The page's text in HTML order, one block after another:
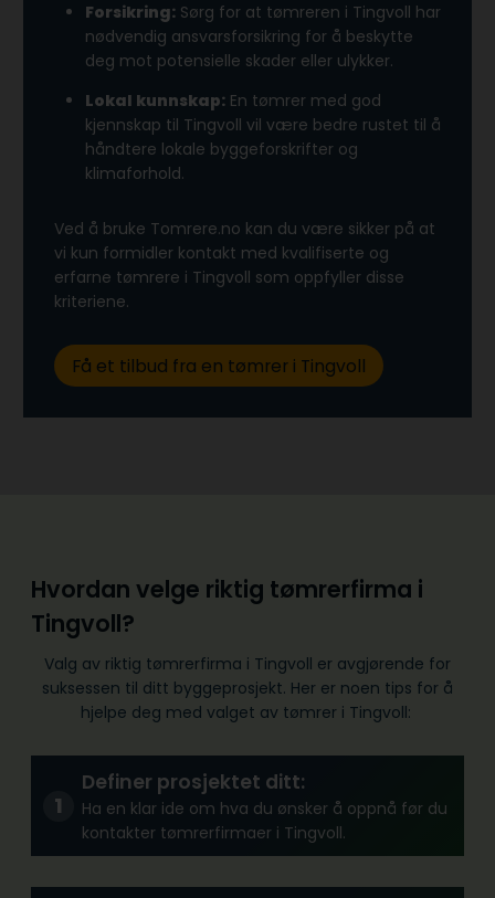
Forsikring: Sørg for at tømreren i Tingvoll har
nødvendig ansvarsforsikring for å beskytte
deg mot potensielle skader eller ulykker.
Lokal kunnskap: En tømrer med god
kjennskap til Tingvoll vil være bedre rustet til å
håndtere lokale byggeforskrifter og
klimaforhold.
Ved å bruke Tomrere.no kan du være sikker på at
vi kun formidler kontakt med kvalifiserte og
erfarne tømrere i Tingvoll som oppfyller disse
kriteriene.
Få et tilbud fra en tømrer i Tingvoll
Hvordan velge riktig tømrerfirma i
Tingvoll?
Valg av riktig tømrerfirma i Tingvoll er avgjørende for
suksessen til ditt byggeprosjekt. Her er noen tips for å
hjelpe deg med valget av tømrer i Tingvoll:
Definer prosjektet ditt:
Ha en klar ide om hva du ønsker å oppnå før du
kontakter tømrerfirmaer i Tingvoll.